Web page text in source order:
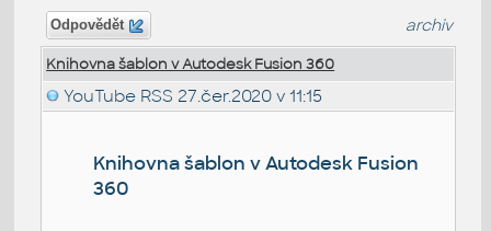
Odpovědět archiv
Knihovna šablon v Autodesk Fusion 360
YouTube RSS 27.čer.2020 v 11:15
Knihovna šablon v Autodesk Fusion
360